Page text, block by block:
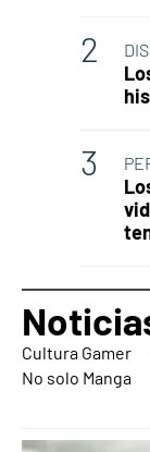
Cultura Gamer
No solo Manga